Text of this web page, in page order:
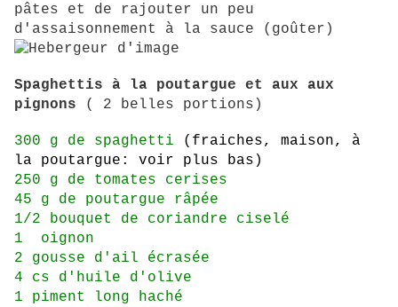
pâtes et de rajouter un peu
d'assaisonnement à la sauce (goûter)
Spaghettis à la poutargue et aux aux
pignons ( 2 belles portions)
300 g de spaghetti
(fraiches, maison, à
la poutargue: voir plus bas)
250 g de tomates cerises
45 g de poutargue râpée
1/2 bouquet de coriandre ciselé
1 oignon
2 gousse d'ail écrasée
4 cs d'huile d'olive
1 piment long haché